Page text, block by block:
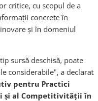
critice, cu scopul de a
concrete în
și în domeniul
sursă deschisă, poate
considerabile", a declarat
pentru Practici
și al Competitivității în